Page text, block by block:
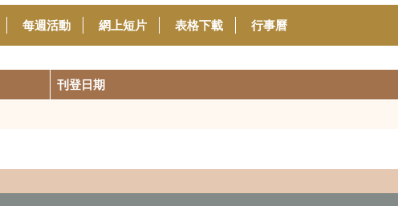
每週活動 網上短片 表格下載 行事曆
刊登日期